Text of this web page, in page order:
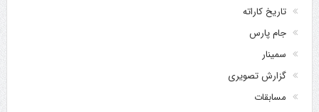
تاریخ کاراته
جام پارس
سمینار
گزارش تصویری
مسابقات